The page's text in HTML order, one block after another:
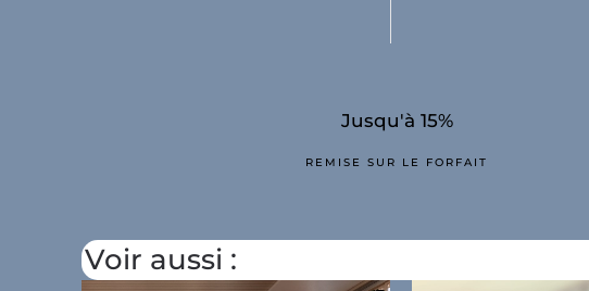
Jusqu'à 15%
REMISE SUR LE FORFAIT
Voir aussi :